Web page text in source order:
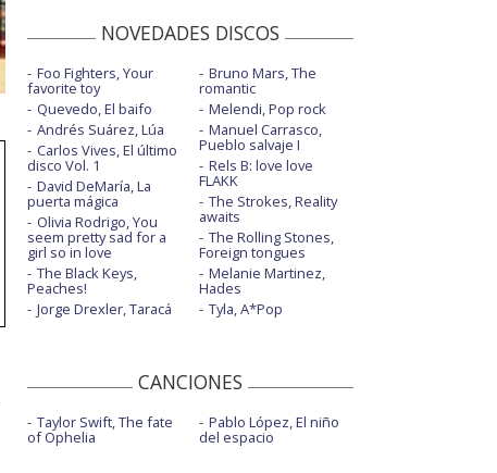
NOVEDADES DISCOS
Foo Fighters, Your
favorite toy
Quevedo, El baifo
Andrés Suárez, Lúa
Carlos Vives, El último
disco Vol. 1
David DeMaría, La
puerta mágica
Olivia Rodrigo, You
seem pretty sad for a
girl so in love
The Black Keys,
Peaches!
Jorge Drexler, Taracá
Bruno Mars, The
romantic
Melendi, Pop rock
Manuel Carrasco,
Pueblo salvaje I
Rels B: love love
FLAKK
The Strokes, Reality
awaits
The Rolling Stones,
Foreign tongues
Melanie Martinez,
Hades
Tyla, A*Pop
CANCIONES
Taylor Swift, The fate
of Ophelia
Pablo López, El niño
del espacio